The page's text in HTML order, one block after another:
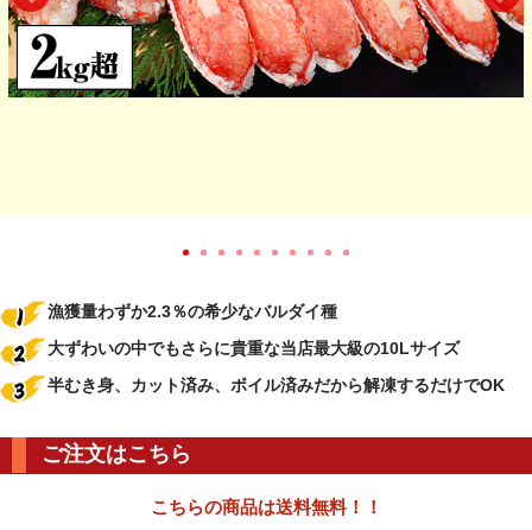
漁獲量わずか2.3％の希少なバルダイ種
大ずわいの中でもさらに貴重な当店最大級の10Lサイズ
半むき身、カット済み、ボイル済みだから解凍するだけでOK
ご注文はこちら
こちらの商品は送料無料！！